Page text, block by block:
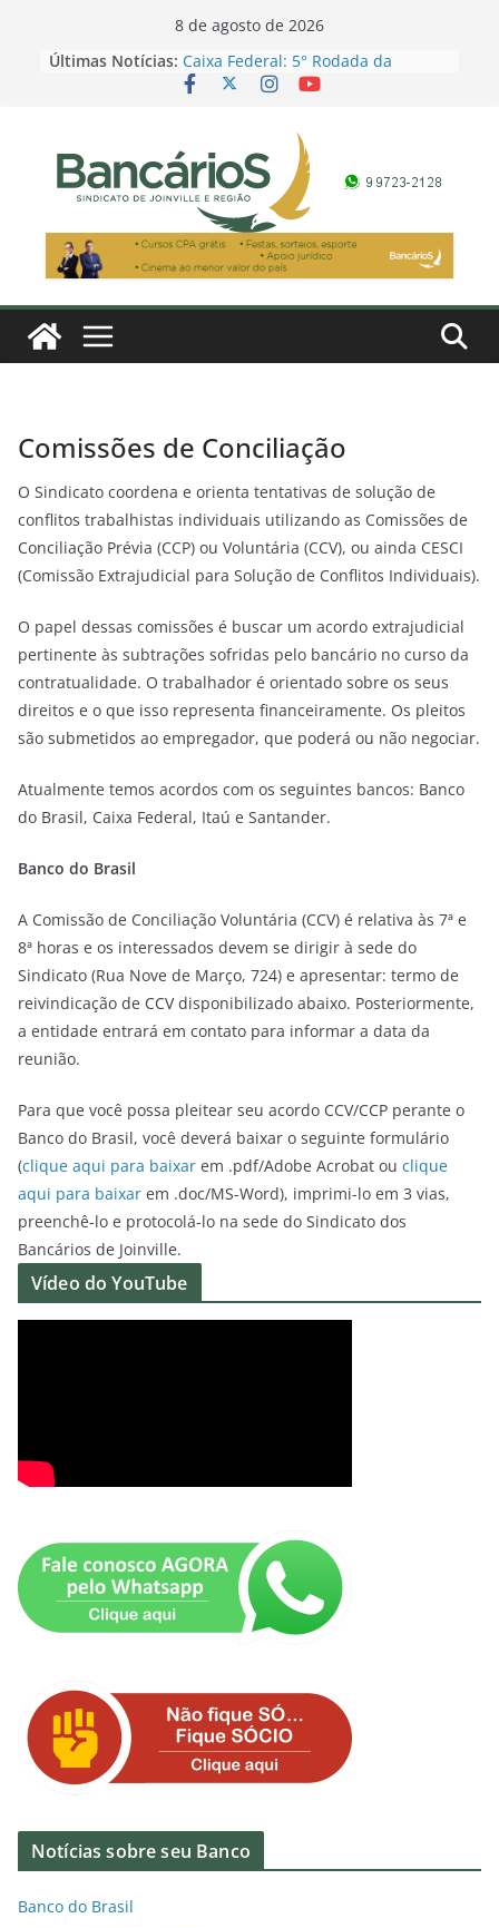
8 de agosto de 2026
Últimas Notícias: Caixa Federal: 5° Rodada da
Campanha Salarial 2026
pela Loteria Federal extração 6090,
domingo
Contagem regressiva: a Festa dos
Bancários 2026 já tem data
marcada – 15 de agosto!
Banco do Brasil: 5° Rodada da
Campanha Salarial 2026
Campanha dos Financiários 2026:
Conferência dos Financiários
Comissões de Conciliação
O Sindicato coordena e orienta tentativas de solução de
conflitos trabalhistas individuais utilizando as Comissões de
Conciliação Prévia (CCP) ou Voluntária (CCV), ou ainda CESCI
(Comissão Extrajudicial para Solução de Conflitos Individuais).
O papel dessas comissões é buscar um acordo extrajudicial
pertinente às subtrações sofridas pelo bancário no curso da
contratualidade. O trabalhador é orientado sobre os seus
direitos e o que isso representa financeiramente. Os pleitos
são submetidos ao empregador, que poderá ou não negociar.
Atualmente temos acordos com os seguintes bancos: Banco
do Brasil, Caixa Federal, Itaú e Santander.
Banco do Brasil
A Comissão de Conciliação Voluntária (CCV) é relativa às 7ª e
8ª horas e os interessados devem se dirigir à sede do
Sindicato (Rua Nove de Março, 724) e apresentar: termo de
reivindicação de CCV disponibilizado abaixo. Posteriormente,
a entidade entrará em contato para informar a data da
reunião.
Para que você possa pleitear seu acordo CCV/CCP perante o
Banco do Brasil, você deverá baixar o seguinte formulário
(clique aqui para baixar em .pdf/Adobe Acrobat ou clique
aqui para baixar em .doc/MS-Word), imprimi-lo em 3 vias,
preenchê-lo e protocolá-lo na sede do Sindicato dos
Bancários de Joinville.
Vídeo do YouTube
Notícias sobre seu Banco
Banco do Brasil